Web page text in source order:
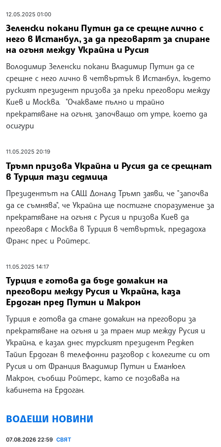
12.05.2025 01:00
Зеленски покани Путин да се срещне лично с
него в Истанбул, за да преговарят за спиране
на огъня между Украйна и Русия
Володимир Зеленски покани Владимир Путин да се
срещне с него лично в четвъртък в Истанбул, където
руският президент призова за преки преговори между
Киев и Москва. "Очакваме пълно и трайно
прекратяване на огъня, започващо от утре, което да
осигури
11.05.2025 20:19
Тръмп призова Украйна и Русия да се срещнат
в Турция тази седмица
Президентът на САЩ Доналд Тръмп заяви, че "започва
да се съмнява", че Украйна ще постигне споразумение за
прекратяване на огъня с Русия и призова Киев да
преговаря с Москва в Турция в четвъртък, предадоха
Франс прес и Ройтерс.
11.05.2025 14:17
Турция е готова да бъде домакин на
преговори между Русия и Украйна, каза
Ердоган пред Путин и Макрон
Турция е готова да стане домакин на преговори за
прекратяване на огъня и за траен мир между Русия и
Украйна, е казал днес турският президент Реджеп
Тайип Ердоган в телефонни разговор с колегите си от
Русия и от Франция Владимир Путин и Еманюел
Макрон, съобщи Ройтерс, като се позовава на
кабинета на Ердоган.
ВОДЕЩИ НОВИНИ
07.08.2026 22:59 СВЯТ